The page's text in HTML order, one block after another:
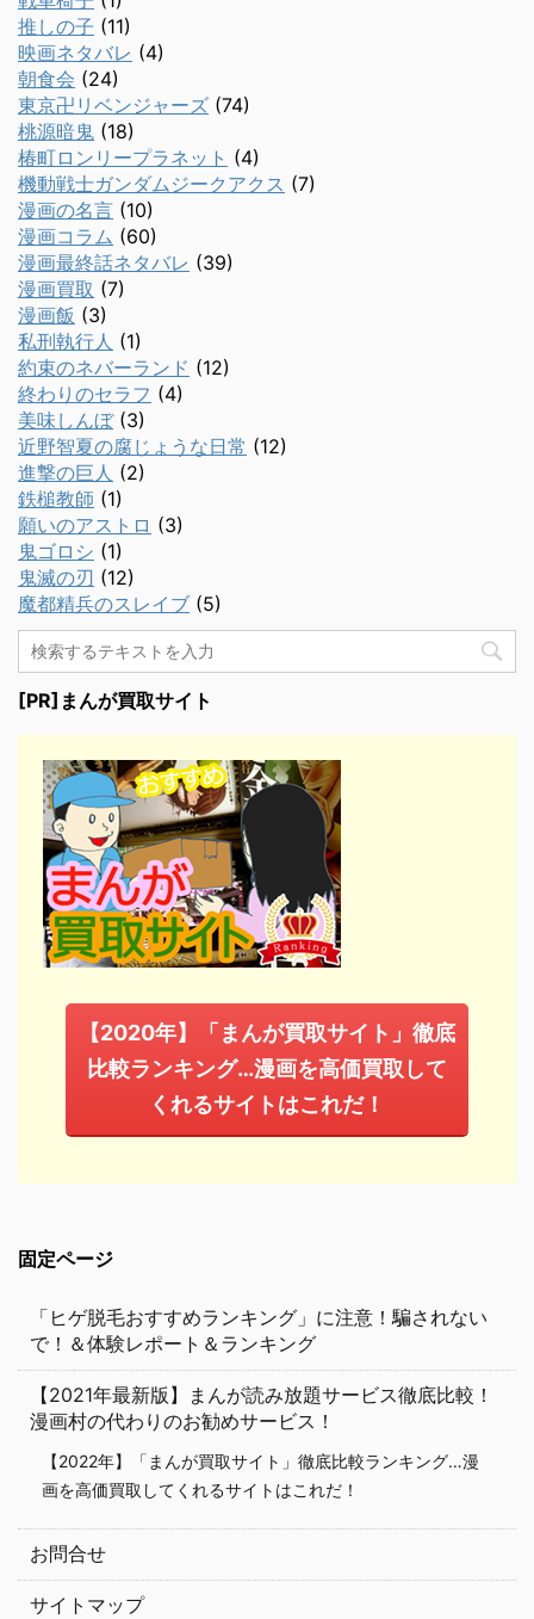
推しの子 (11)
映画ネタバレ (4)
朝食会 (24)
東京卍リベンジャーズ (74)
桃源暗鬼 (18)
椿町ロンリープラネット (4)
機動戦士ガンダムジークアクス (7)
漫画の名言 (10)
漫画コラム (60)
漫画最終話ネタバレ (39)
漫画買取 (7)
漫画飯 (3)
私刑執行人 (1)
約束のネバーランド (12)
終わりのセラフ (4)
美味しんぼ(3)
近野智夏の腐じょうな日常 (12)
進撃の巨人 (2)
鉄槌教師 (1)
願いのアストロ (3)
鬼ゴロシ (1)
鬼滅の刃 (12)
魔都精兵のスレイブ (5)
[PR]まんが買取サイト
【2020年】「まんが買取サイト」徹底
比較ランキング…漫画を高価買取して
くれるサイトはこれだ！
固定ページ
「ヒゲ脱毛おすすめランキング」に注意！騙されない
で！＆体験レポート＆ランキング
【2021年最新版】まんが読み放題サービス徹底比較！
漫画村の代わりのお勧めサービス！
【2022年】「まんが買取サイト」徹底比較ランキング…漫
画を高価買取してくれるサイトはこれだ！
お問合せ
サイトマップ